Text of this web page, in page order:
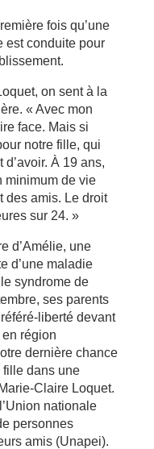
fois qu’une
est conduite pour
on sent à la
« Avec mon
face. Mais si
notre fille, qui
d’avoir. À 19 ans,
minimum de vie
des amis. Le droit
sur 24. »
d’Amélie, une
d’une maladie
syndrome de
ses parents
liberté devant
région
dernière chance
fille dans une
Claire Loquet.
nationale
personnes
amis (Unapei).